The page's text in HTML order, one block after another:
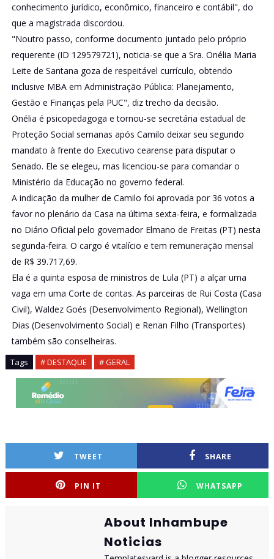
conhecimento jurídico, econômico, financeiro e contábil", do
que a magistrada discordou.
"Noutro passo, conforme documento juntado pelo próprio
requerente (ID 129579721), noticia-se que a Sra. Onélia Maria
Leite de Santana goza de respeitável currículo, obtendo
inclusive MBA em Administração Pública: Planejamento,
Gestão e Finanças pela PUC", diz trecho da decisão.
Onélia é psicopedagoga e tornou-se secretária estadual de
Proteção Social semanas após Camilo deixar seu segundo
mandato à frente do Executivo cearense para disputar o
Senado. Ele se elegeu, mas licenciou-se para comandar o
Ministério da Educação no governo federal.
A indicação da mulher de Camilo foi aprovada por 36 votos a
favor no plenário da Casa na última sexta-feira, e formalizada
no Diário Oficial pelo governador Elmano de Freitas (PT) nesta
segunda-feira. O cargo é vitalício e tem remuneração mensal
de R$ 39.717,69.
Ela é a quinta esposa de ministros de Lula (PT) a alçar uma
vaga em uma Corte de contas. As parceiras de Rui Costa (Casa
Civil), Waldez Goés (Desenvolvimento Regional), Wellington
Dias (Desenvolvimento Social) e Renan Filho (Transportes)
também são conselheiras.
Tags # DESTAQUE # GERAL
TWEET SHARE
PIN IT WHATSAPP
About Inhambupe
Noticias